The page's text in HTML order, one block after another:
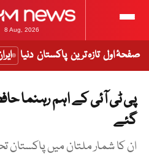
8 Aug, 2026
صفحۂ اول تازہ ترین پاکستان دنیا
پی ٹی آئی کے اہم رہنما
گئے
ان کا شمار ملتان میں